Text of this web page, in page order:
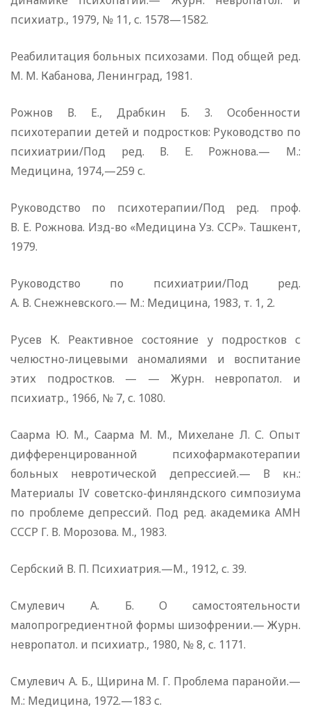
психиатр., 1979, № 11, с. 1578—1582.
Реабилитация больных психозами. Под общей ред.
М. М. Кабанова, Ленинград, 1981.
Рожнов В. Е., Драбкин Б. 3. Особенности
психотерапии детей и подростков: Руководство по
психиатрии/Под ред. В. Е. Рожнова.— М.:
Медицина, 1974,—259 с.
Руководство по психотерапии/Под ред. проф.
В. Е. Рожнова. Изд-во «Медицина Уз. ССР». Ташкент,
1979.
Руководство по психиатрии/Под ред.
А. В. Снежневского.— М.: Медицина, 1983, т. 1, 2.
Русев К. Реактивное состояние у подростков с
челюстно-лицевыми аномалиями и воспитание
этих подростков. — — Журн. невропатол. и
психиатр., 1966, № 7, с. 1080.
Саарма Ю. М., Саарма М. М., Михелане Л. С. Опыт
дифференцированной психофармакотерапии
больных невротической депрессией.— В кн.:
Материалы IV советско-финляндского симпозиума
по проблеме депрессий. Под ред. академика АМН
СССР Г. В. Морозова. М., 1983.
Сербский В. П. Психиатрия.—М., 1912, с. 39.
Смулевич А. Б. О самостоятельности
малопрогредиентной формы шизофрении.— Журн.
невропатол. и психиатр., 1980, № 8, с. 1171.
Смулевич А. Б., Щирина М. Г. Проблема паранойи.—
М.: Медицина, 1972.—183 с.